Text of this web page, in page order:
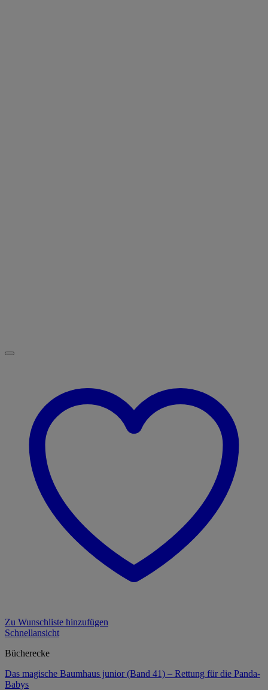
Zu Wunschliste hinzufügen
Schnellansicht
Bücherecke
Das magische Baumhaus junior (Band 41) – Rettung für die Panda-
Babys